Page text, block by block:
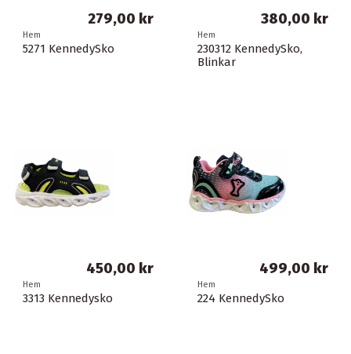
Hem
230312 KennedySko,
Blinkar
380,00 kr
Hem
5271 KennedySko
279,00 kr
Hem
224 KennedySko
499,00 kr
Hem
3313 Kennedysko
450,00 kr